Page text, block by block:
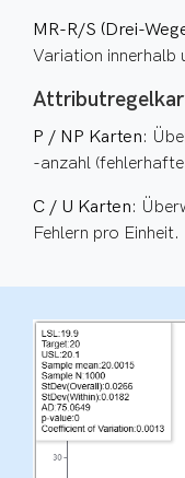
MR-R/S (Drei-
Variation innerhalb
P / NP Karten:
-anzahl (fehlerhafte
C / U Karten:
Fehlern pro Einheit.